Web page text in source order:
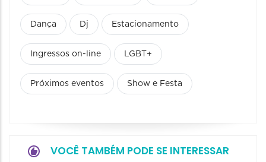
Dança Dj Estacionamento
Ingressos on-line LGBT+
Próximos eventos Show e Festa
VOCÊ TAMBÉM PODE SE INTERESSAR